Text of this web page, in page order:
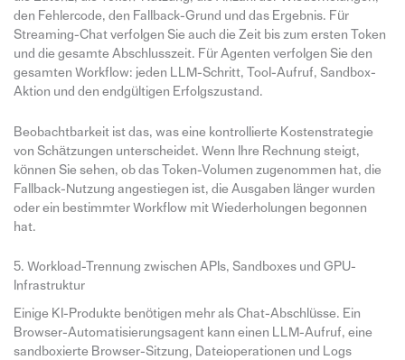
den Fehlercode, den Fallback-Grund und das Ergebnis. Für
Streaming-Chat verfolgen Sie auch die Zeit bis zum ersten Token
und die gesamte Abschlusszeit. Für Agenten verfolgen Sie den
gesamten Workflow: jeden LLM-Schritt, Tool-Aufruf, Sandbox-
Aktion und den endgültigen Erfolgszustand.
Beobachtbarkeit ist das, was eine kontrollierte Kostenstrategie
von Schätzungen unterscheidet. Wenn Ihre Rechnung steigt,
können Sie sehen, ob das Token-Volumen zugenommen hat, die
Fallback-Nutzung angestiegen ist, die Ausgaben länger wurden
oder ein bestimmter Workflow mit Wiederholungen begonnen
hat.
5. Workload-Trennung zwischen APIs, Sandboxes und GPU-
Infrastruktur
Einige KI-Produkte benötigen mehr als Chat-Abschlüsse. Ein
Browser-Automatisierungsagent kann einen LLM-Aufruf, eine
sandboxierte Browser-Sitzung, Dateioperationen und Logs